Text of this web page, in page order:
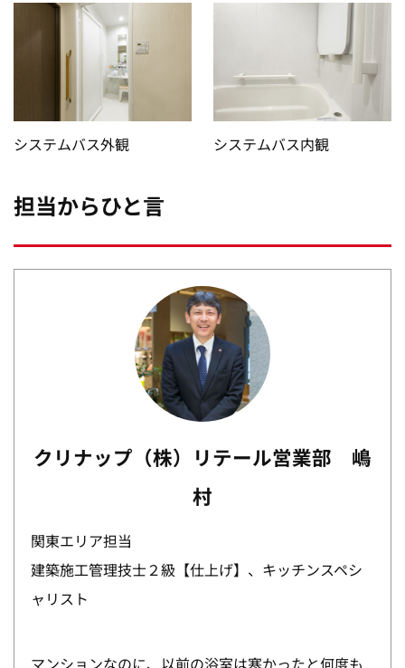
システムバス外観 システムバス内観
担当からひと言
クリナップ（株）リテール営業部 嶋
村
関東エリア担当
建築施工管理技士２級【仕上げ】、キッチンスペシ
ャリスト